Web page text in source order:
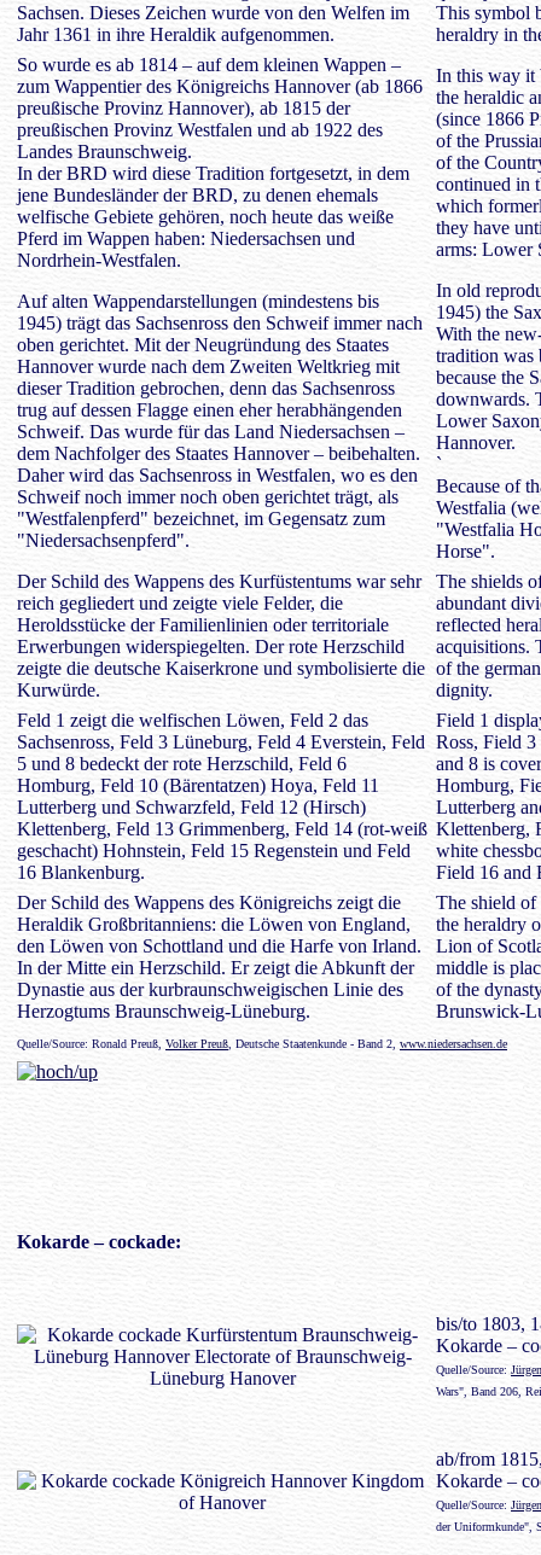
Sachsen. Dieses Zeichen wurde von den Welfen im
Jahr 1361 in ihre Heraldik aufgenommen.
This symbol
heraldry in
So wurde es ab 1814 – auf dem kleinen Wappen –
zum Wappentier des Königreichs Hannover (ab 1866
preußische Provinz Hannover), ab 1815 der
preußischen Provinz Westfalen und ab 1922 des
Landes Braunschweig.
In der BRD wird diese Tradition fortgesetzt, in dem
jene Bundesländer der BRD, zu denen ehemals
welfische Gebiete gehören, noch heute das weiße
Pferd im Wappen haben: Niedersachsen und
Nordrhein-Westfalen.
In this way it
the heraldic
(since 1866
of the
of the
continued in
which
they have
arms: Lower
Auf alten Wappendarstellungen (mindestens bis
1945) trägt das Sachsenross den Schweif immer nach
oben gerichtet. Mit der Neugründung des Staates
Hannover wurde nach dem Zweiten Weltkrieg mit
dieser Tradition gebrochen, denn das Sachsenross
trug auf dessen Flagge einen eher herabhängenden
Schweif. Das wurde für das Land Niedersachsen –
dem Nachfolger des Staates Hannover – beibehalten.
Daher wird das Sachsenross in Westfalen, wo es den
Schweif noch immer noch oben gerichtet trägt, als
"Westfalenpferd" bezeichnet, im Gegensatz zum
"Niedersachsenpferd".
In old
1945) the
With the
tradition was
because the
downwards.
Lower
Hannover.
`
Because of
Westfalia
"Westfalia
Horse".
Der Schild des Wappens des Kurfüstentums war sehr
reich gegliedert und zeigte viele Felder, die
Heroldsstücke der Familienlinien oder territoriale
Erwerbungen widerspiegelten. Der rote Herzschild
zeigte die deutsche Kaiserkrone und symbolisierte die
Kurwürde.
The shields
abundant
reflected
acquisitions.
of the
dignity.
Feld 1 zeigt die welfischen Löwen, Feld 2 das
Sachsenross, Feld 3 Lüneburg, Feld 4 Everstein, Feld
5 und 8 bedeckt der rote Herzschild, Feld 6
Homburg, Feld 10 (Bärentatzen) Hoya, Feld 11
Lutterberg und Schwarzfeld, Feld 12 (Hirsch)
Klettenberg, Feld 13 Grimmenberg, Feld 14 (rot-weiß
geschacht) Hohnstein, Feld 15 Regenstein und Feld
16 Blankenburg.
Field 1
Ross, Field
and 8 is
Homburg,
Lutterberg
Klettenberg,
white
Field 16 and
Der Schild des Wappens des Königreichs zeigt die
Heraldik Großbritanniens: die Löwen von England,
den Löwen von Schottland und die Harfe von Irland.
In der Mitte ein Herzschild. Er zeigt die Abkunft der
Dynastie aus der kurbraunschweigischen Linie des
Herzogtums Braunschweig-Lüneburg.
The shield of
the heraldry
Lion of
middle is
of the
Brunswick-
Quelle/Source: Ronald Preuß, Volker Preuß , Deutsche Staatenkunde - Band 2, www.niedersachsen.de
Kokarde– cockade:
bis/to 1803,
Kokarde –
Quelle/Source:
Wars", Band 206,
ab/from
Kokarde –
Quelle/Source:
der Uniformkunde",